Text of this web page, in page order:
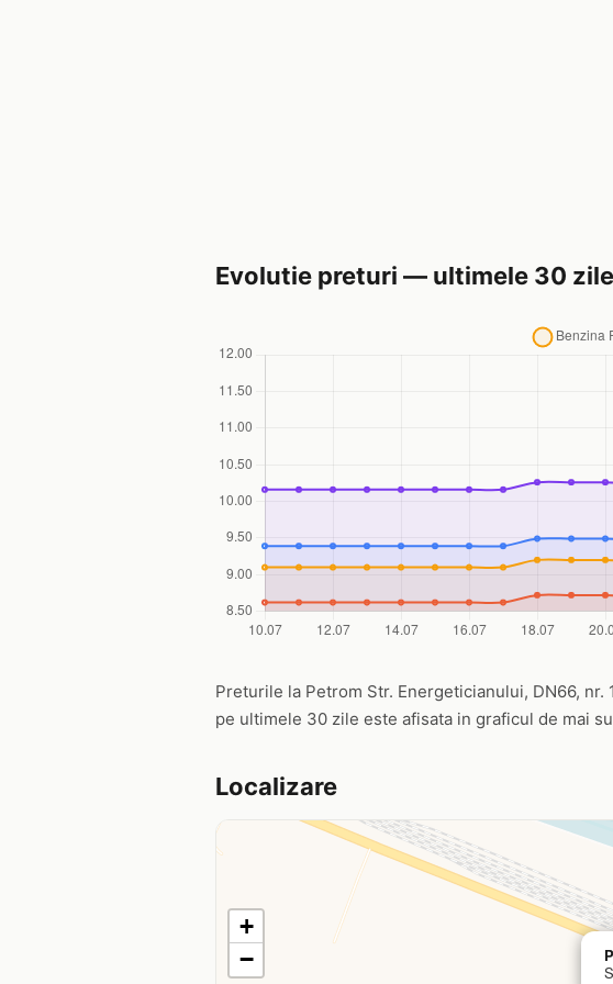
Evolutie preturi — ultimele 30 zile
Preturile la Petrom Str. Energeticianului, DN66,
pe ultimele 30 zile este afisata in graficul de mai
Localizare
+
−